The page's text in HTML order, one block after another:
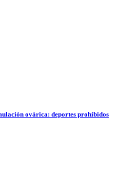
ovárica: deportes prohibidos